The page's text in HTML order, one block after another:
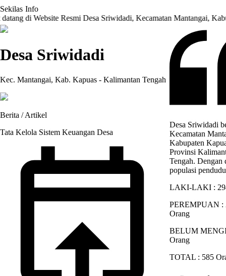
Sekilas Info
Resmi Desa Sriwidadi, Kecamatan Mantangai, Kabupaten
Desa Sriwidadi
Kec. Mantangai, Kab. Kapuas - Kalimantan Tengah
Berita / Artikel
Tata Kelola Sistem Keuangan Desa
Desa Sriwidadi
Kecamatan
Kabupaten
Provinsi
Tengah. Dengan
populasi
LAKI-LAKI :
PEREMPUAN :
Orang
BELUM
Orang
TOTAL : 585